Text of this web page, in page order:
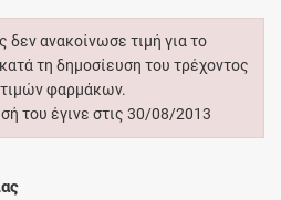
δεν ανακοίνωσε τιμή για το
τη δημοσίευση του τρέχοντος
τιμών φαρμάκων.
του έγινε στις 30/08/2013